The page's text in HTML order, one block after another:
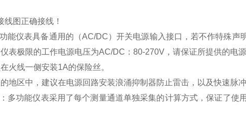
线图正确接线！
能仪表具备通用的（AC/DC）开关电源输入接口，若不作特殊声
表极限的工作电源电压为AC/DC ： 80-270V ，请保证所提供的电
火线一侧安装1A的保险丝。
地区中，建议在电源回路安装浪涌抑制器防止雷击，以及快速脉冲
多功能仪表采用了每个测量通道单独采集的计算方式，保证了使